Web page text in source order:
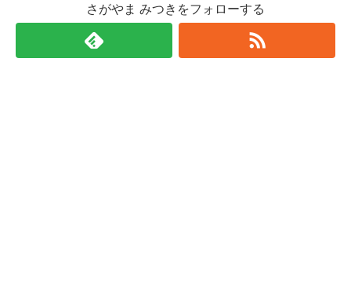
さがやま みつきをフォローする